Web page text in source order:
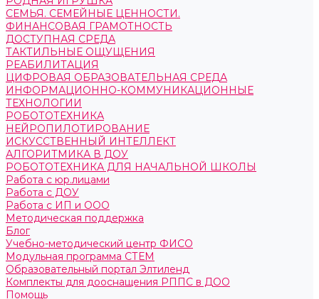
СЕМЬЯ. СЕМЕЙНЫЕ ЦЕННОСТИ.
ФИНАНСОВАЯ ГРАМОТНОСТЬ
ДОСТУПНАЯ СРЕДА
ТАКТИЛЬНЫЕ ОЩУЩЕНИЯ
РЕАБИЛИТАЦИЯ
ЦИФРОВАЯ ОБРАЗОВАТЕЛЬНАЯ СРЕДА
ИНФОРМАЦИОННО-КОММУНИКАЦИОННЫЕ
ТЕХНОЛОГИИ
РОБОТОТЕХНИКА
НЕЙРОПИЛОТИРОВАНИЕ
ИСКУССТВЕННЫЙ ИНТЕЛЛЕКТ
АЛГОРИТМИКА В ДОУ
РОБОТОТЕХНИКА ДЛЯ НАЧАЛЬНОЙ ШКОЛЫ
Работа с юр.лицами
Работа с ДОУ
Работа с ИП и ООО
Методическая поддержка
Блог
Учебно-методический центр ФИСО
Модульная программа СТЕМ
Образовательный портал Элтиленд
Комплекты для дооснащения РППС в ДОО
Помощь